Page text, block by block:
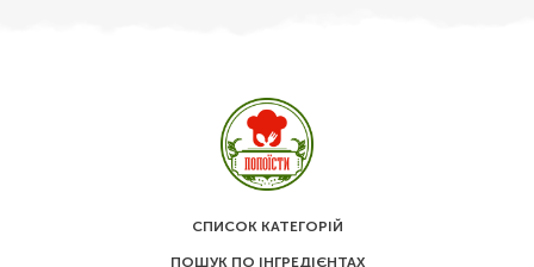
СПИСОК КАТЕГОРІЙ
ПОШУК ПО ІНГРЕДІЄНТАХ